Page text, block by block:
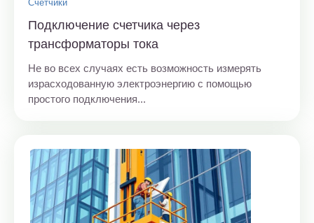
Счетчики
Подключение счетчика через
трансформаторы тока
Не во всех случаях есть возможность измерять
израсходованную электроэнергию с помощью
простого подключения...